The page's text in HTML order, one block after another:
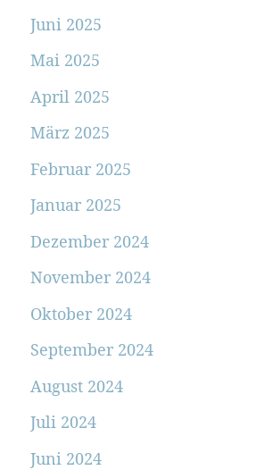
Juni 2025
Mai 2025
April 2025
März 2025
Februar 2025
Januar 2025
Dezember 2024
November 2024
Oktober 2024
September 2024
August 2024
Juli 2024
Juni 2024